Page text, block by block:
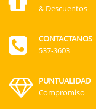
& Descuentos
CONTACTANOS
537-3603
PUNTUALIDAD
Compromiso